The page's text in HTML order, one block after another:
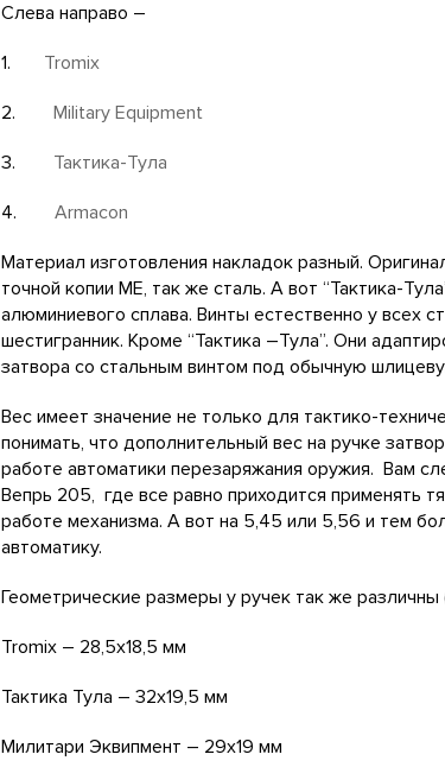
Слева направо –
1. Tromix
2. Military Equipment
3. Тактика-Тула
4. Armacon
Материал изготовления накладок разный.
точной копии МЕ, так же сталь. А вот “Тактика-
алюминиевого сплава. Винты естественно у всех
шестигранник. Кроме “Тактика –Тула”. Они
затвора со стальным винтом под обычную
Вес имеет значение не только для тактико-
понимать, что дополнительный вес на ручке
работе автоматики перезаряжания оружия. Вам
Вепрь 205, где все равно приходится применять
работе механизма. А вот на 5,45 или 5,56 и тем
автоматику.
Геометрические размеры у ручек так же различны
Tromix – 28,5х18,5 мм
Тактика Тула – 32х19,5 мм
Милитари Эквипмент – 29х19 мм